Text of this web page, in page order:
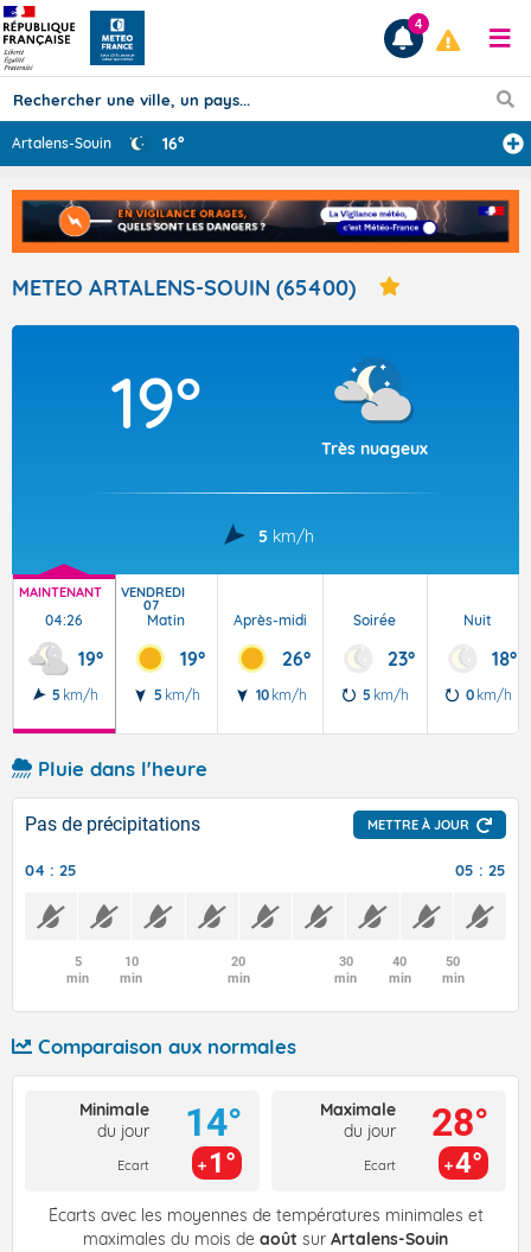
Prévisions
TOUS LES RÉSULTATS
Articles
4
Artalens-Souin 16°
METEO ARTALENS-SOUIN (65400)
19°
Très nuageux
5 km/h
MAINTENANT
04:26
19°
5 km/h
VENDREDI
07
Matin
19°
5 km/h
Après-midi
26°
10 km/h
Soirée
23°
5 km/h
Nuit
18°
0 km/h
Pluie dans l'heure
Pas de précipitations METTRE À JOUR
04 : 25 05 : 25
5
min
10
min
20
min
30
min
40
min
50
min
Comparaison aux normales
Minimale
du jour
Ecart
14°
1°
Maximale
du jour
Ecart
28°
4°
Écarts avec les moyennes de températures minimales et
maximales du mois de août sur Artalens-Souin